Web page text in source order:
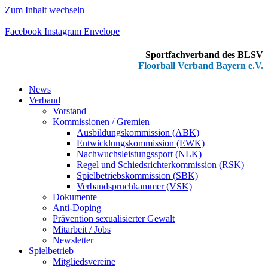
Zum Inhalt wechseln
Facebook Instagram Envelope
Sportfachverband des BLSV
Floorball Verband Bayern e.V.
News
Verband
Vorstand
Kommissionen / Gremien
Ausbildungskommission (ABK)
Entwicklungskommission (EWK)
Nachwuchsleistungssport (NLK)
Regel und Schiedsrichterkommission (RSK)
Spielbetriebskommission (SBK)
Verbandspruchkammer (VSK)
Dokumente
Anti-Doping
Prävention sexualisierter Gewalt
Mitarbeit / Jobs
Newsletter
Spielbetrieb
Mitgliedsvereine